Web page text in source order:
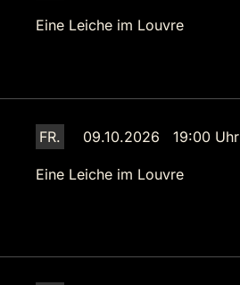
Eine Leiche im Louvre
FR. 09.10.2026 19:00 Uhr
Eine Leiche im Louvre